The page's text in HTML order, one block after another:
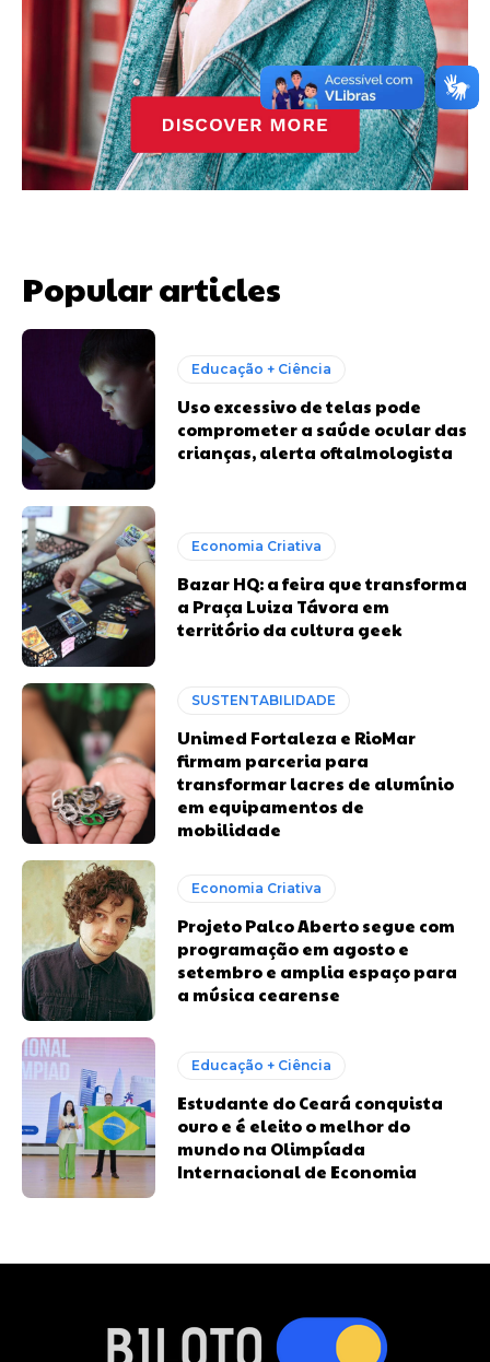
Popular articles
Educação + Ciência
Uso excessivo de telas pode
comprometer a saúde ocular das
crianças, alerta oftalmologista
Economia Criativa
Bazar HQ: a feira que transforma
a Praça Luiza Távora em
território da cultura geek
SUSTENTABILIDADE
Unimed Fortaleza e RioMar
firmam parceria para
transformar lacres de alumínio
em equipamentos de
mobilidade
Economia Criativa
Projeto Palco Aberto segue com
programação em agosto e
setembro e amplia espaço para
a música cearense
Educação + Ciência
Estudante do Ceará conquista
ouro e é eleito o melhor do
mundo na Olimpíada
Internacional de Economia